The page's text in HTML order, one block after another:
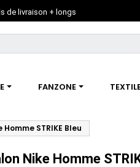
de livraison + longs
FANZONE
STRIKE Bleu
Nike Homme